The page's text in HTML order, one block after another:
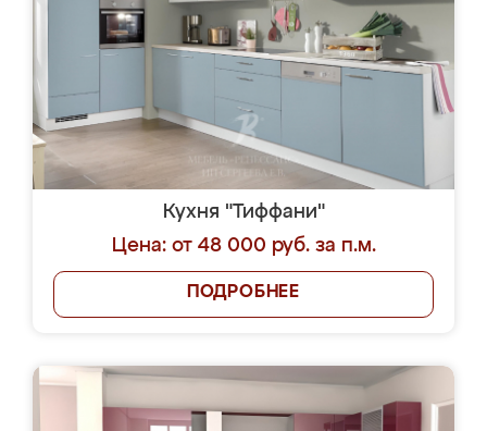
Кухня "Тиффани"
Цена: от 48 000 руб. за п.м.
ПОДРОБНЕЕ